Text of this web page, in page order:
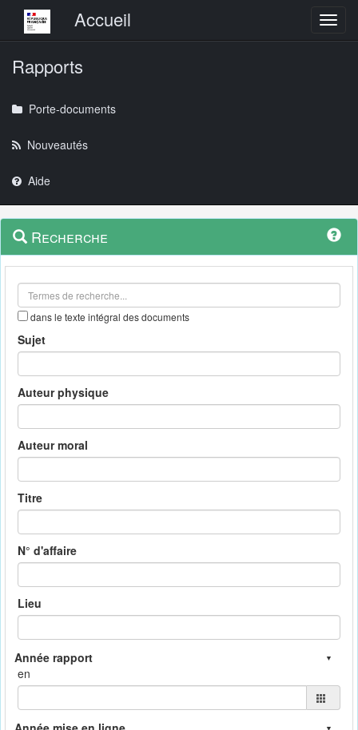
Menu principalAccueil
Rapports
Porte-documents
Nouveautés
Aide
Navigation
outils
Menu
contextuel
Recherche
dans le texte intégral des documents
Sujet
Auteur physique
Auteur moral
Titre
N° d'affaire
Lieu
en